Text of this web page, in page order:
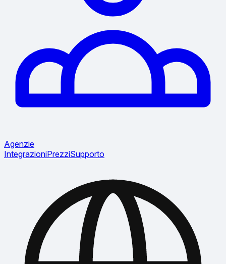
Agenzie
IntegrazioniPrezziSupporto